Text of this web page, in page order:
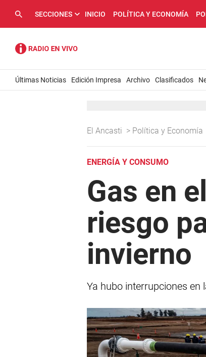
SECCIONES INICIO POLÍTICA Y ECONOMÍA
Últimas Noticias Edición Impresa Archivo Clasificados
El Ancasti > Política y Economía
ENERGÍA Y CONSUMO
Gas en
riesgo
invierno
Ya hubo interrupciones en